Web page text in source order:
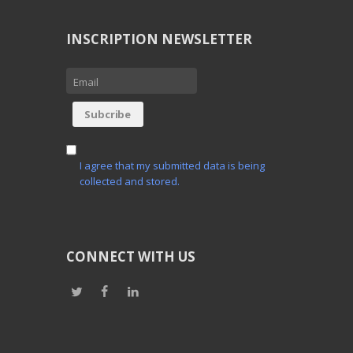
INSCRIPTION NEWSLETTER
I agree that my submitted data is being
collected and stored.
CONNECT WITH US